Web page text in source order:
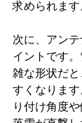
求められます
次に、アン
イントです
雑な形状だ
すくなりま
り付け角度